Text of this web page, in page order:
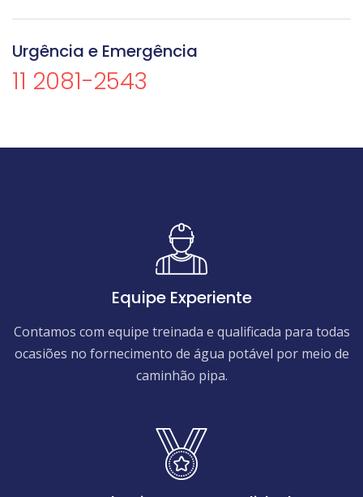
Urgência e Emergência
11 2081-2543
Equipe Experiente
Contamos com equipe treinada e qualificada para todas
ocasiões no fornecimento de água potável por meio de
caminhão pipa.